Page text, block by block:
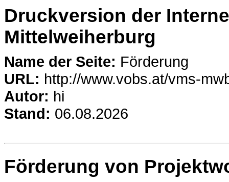
Druckversion der
Mittelweiherburg
Name der Seite: Förderung
URL: http://www.vobs.at/vms-
Autor: hi
Stand: 06.08.2026
Förderung von